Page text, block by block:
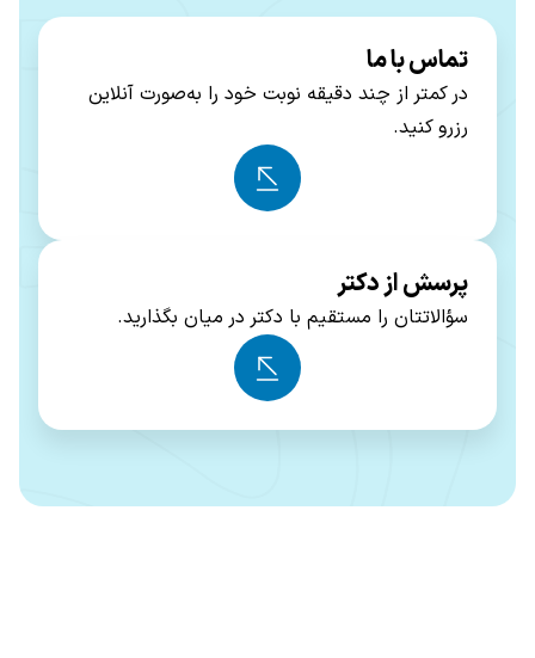
تماس با ما
در کمتر از چند دقیقه نوبت خود را به‌صورت آنلاین
رزرو کنید.
پرسش از دکتر
سؤالاتتان را مستقیم با دکتر در میان بگذارید.